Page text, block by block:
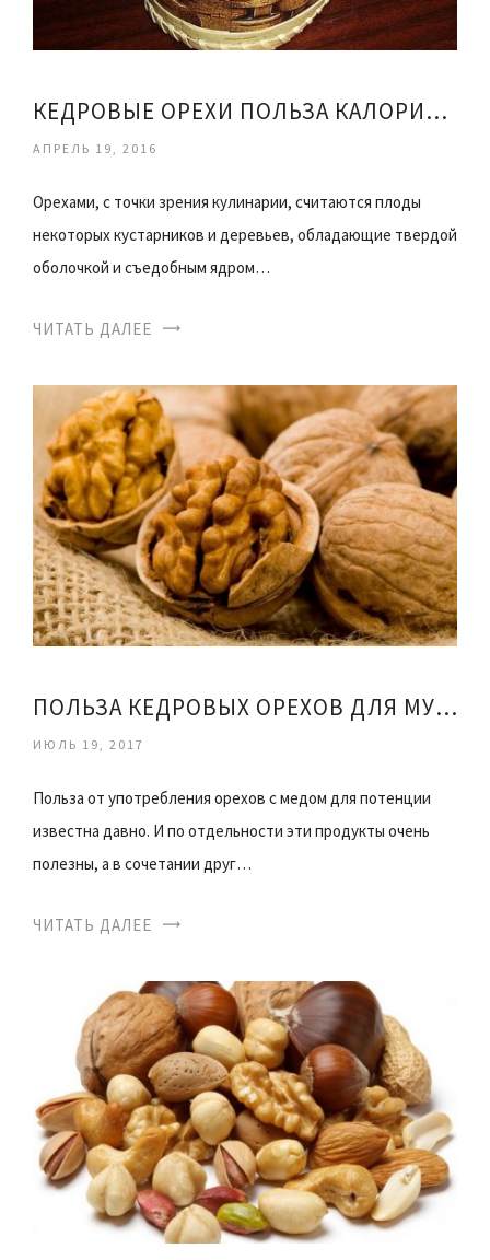
КЕДРОВЫЕ ОРЕХИ ПОЛЬЗА КАЛОРИЙНОСТЬ
АПРЕЛЬ 19, 2016
Орехами, с точки зрения кулинарии, считаются плоды
некоторых кустарников и деревьев, обладающие твердой
оболочкой и съедобным ядром…
ЧИТАТЬ ДАЛЕЕ
ПОЛЬЗА КЕДРОВЫХ ОРЕХОВ ДЛЯ МУЖЧИН
ИЮЛЬ 19, 2017
Польза от употребления орехов с медом для потенции
известна давно. И по отдельности эти продукты очень
полезны, а в сочетании друг…
ЧИТАТЬ ДАЛЕЕ